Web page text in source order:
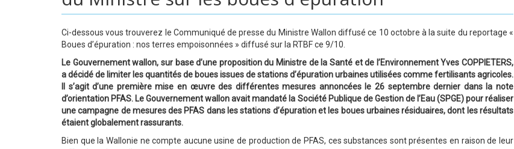
Ci-dessous vous trouverez le Communiqué de presse du Ministre Wallon diffusé ce 10 octobre à la suite du reportage «
Boues d’épuration : nos terres empoisonnées » diffusé sur la RTBF ce 9/10.
Le Gouvernement wallon, sur base d’une proposition du Ministre de la Santé et de l’Environnement Yves COPPIETERS,
a décidé de limiter les quantités de boues issues de stations d’épuration urbaines utilisées comme fertilisants agricoles.
Il s’agit d’une première mise en œuvre des différentes mesures annoncées le 26 septembre dernier dans la note
d’orientation PFAS. Le Gouvernement wallon avait mandaté la Société Publique de Gestion de l’Eau (SPGE) pour réaliser
une campagne de mesures des PFAS dans les stations d’épuration et les boues urbaines résiduaires, dont les résultats
étaient globalement rassurants.
Bien que la Wallonie ne compte aucune usine de production de PFAS, ces substances sont présentes en raison de leur